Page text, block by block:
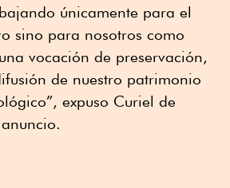
únicamente para el
sino para nosotros como
vocación de preservación,
de nuestro patrimonio
expuso Curiel de